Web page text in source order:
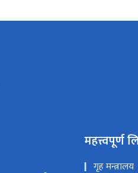
महत्त्वपूर्ण
गृह मन्त्रालय